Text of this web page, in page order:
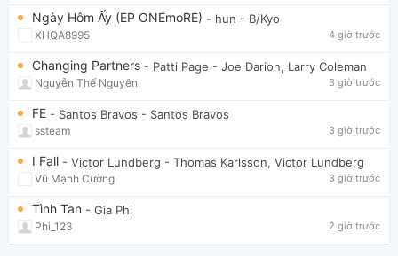
Ngày Hôm Ấy (EP ONEmoRE) - hun - B/Kyo
XHQA8995 4 giờ trước
Changing Partners - Patti Page - Joe Darion, Larry Coleman
Nguyễn Thế Nguyên 3 giờ trước
FE - Santos Bravos - Santos Bravos
ssteam 3 giờ trước
I Fall - Victor Lundberg - Thomas Karlsson, Victor Lundberg
Vũ Mạnh Cường 3 giờ trước
Tình Tan - Gia Phi
Phi_123 2 giờ trước